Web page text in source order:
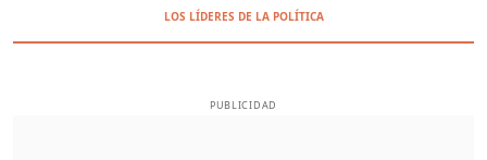
LOS LÍDERES DE LA POLÍTICA
PUBLICIDAD